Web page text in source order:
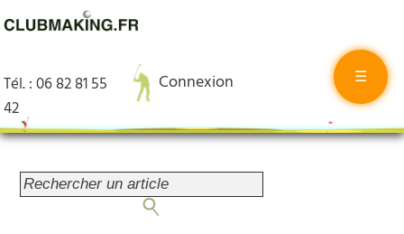
☰
Tél. : 06 82 81 55
42
Connexion